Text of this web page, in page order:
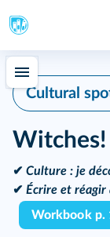
Cultural
Witches!
✔ Culture : je
✔ Écrire et réagir
Workbook p.